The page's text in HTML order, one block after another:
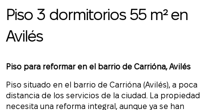
Piso 3 dormitorios 55 m² en
Avilés
Piso para reformar en el barrio de Carrióna, Avilés
Piso situado en el barrio de Carrióna (Avilés), a poca
distancia de los servicios de la ciudad. La propiedad
necesita una reforma integral, aunque ya se han